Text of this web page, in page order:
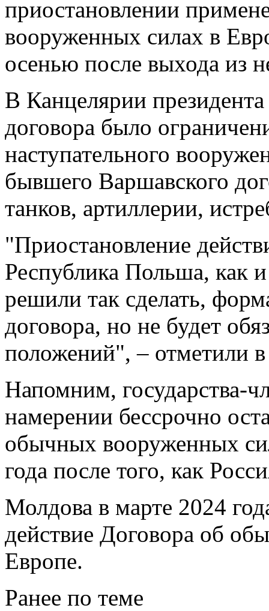
приостановлении
вооруженных силах в
осенью после выхода из
В Канцелярии
договора было
наступательного
бывшего Варшавского
танков, артиллерии,
"Приостановление
Республика Польша, как
решили так сделать,
договора, но не будет
положений", – отметили
Напомним, государства-
намерении бессрочно
обычных вооруженных
года после того, как
Молдова в марте 2024
действие Договора об
Европе.
Ранее по теме